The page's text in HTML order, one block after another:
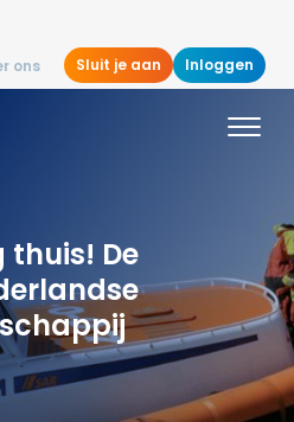
ons Sluit je aan Inloggen
thuis! De